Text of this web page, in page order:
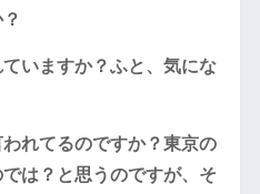
いますか？ふと、気にな
れてるのですか？東京の
は？と思うのですが、そ